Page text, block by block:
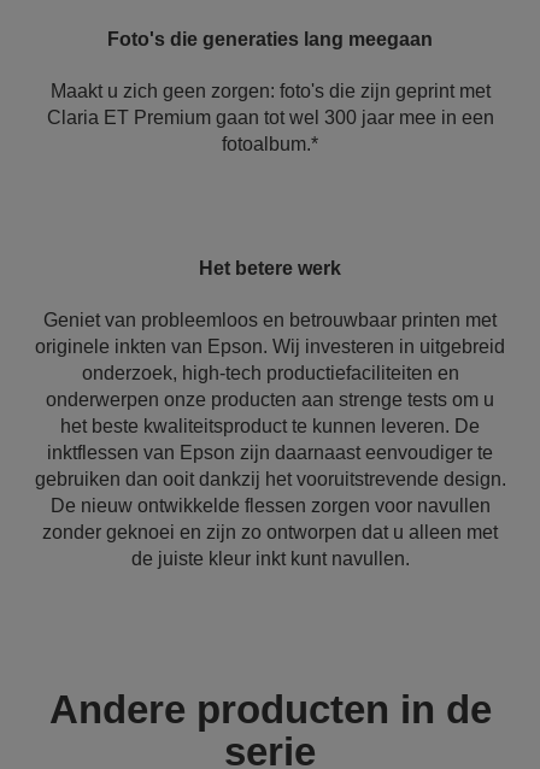
Foto's die generaties lang meegaan
Maakt u zich geen zorgen: foto's die zijn geprint met
Claria ET Premium gaan tot wel 300 jaar mee in een
fotoalbum.*
Het betere werk
Geniet van probleemloos en betrouwbaar printen met
originele inkten van Epson. Wij investeren in uitgebreid
onderzoek, high-tech productiefaciliteiten en
onderwerpen onze producten aan strenge tests om u
het beste kwaliteitsproduct te kunnen leveren. De
inktflessen van Epson zijn daarnaast eenvoudiger te
gebruiken dan ooit dankzij het vooruitstrevende design.
De nieuw ontwikkelde flessen zorgen voor navullen
zonder geknoei en zijn zo ontworpen dat u alleen met
de juiste kleur inkt kunt navullen.
Andere producten in de
serie